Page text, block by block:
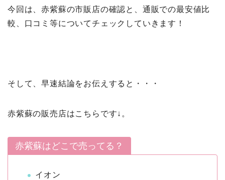
今回は、赤紫蘇の市販店の確認と、通販での最安値比
較、口コミ等についてチェックしていきます！
そして、早速結論をお伝えすると・・・
赤紫蘇の販売店はこちらです↓。
赤紫蘇はどこで売ってる？
イオン